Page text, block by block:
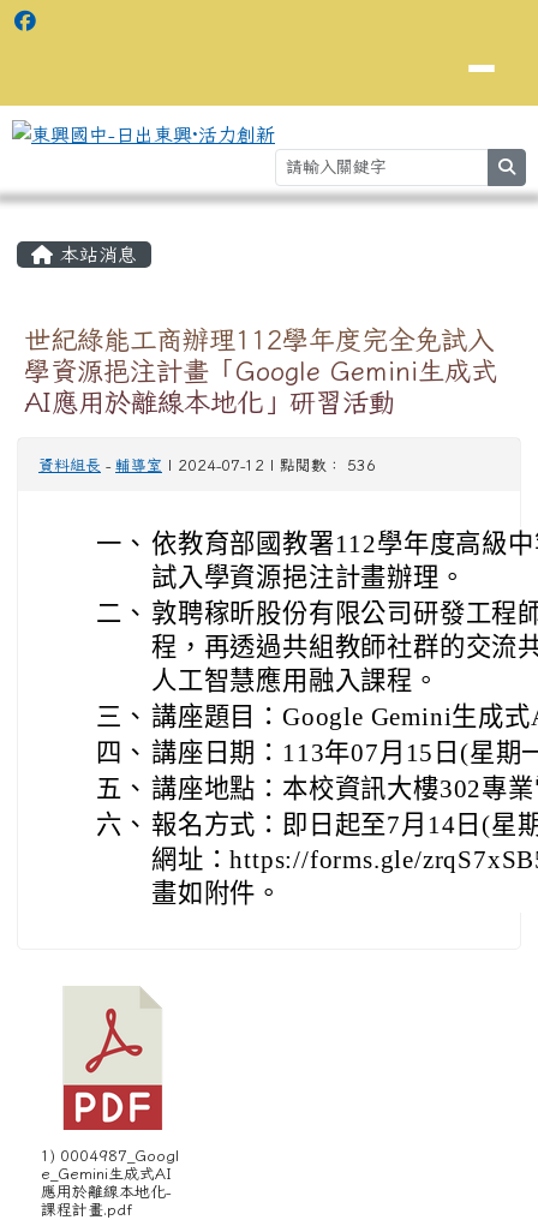
本站消息
世紀綠能工商辦理112學年度完全免試入
學資源挹注計畫「Google Gemini生成式
AI應用於離線本地化」研習活動
資料組長 - 輔導室 | 2024-07-12 | 點閱數： 536
一、 依教育部國教署112學年度高級
試入學資源挹注計畫辦理。
二、 敦聘稼昕股份有限公司研發工程
程，再透過共組教師社群的交流
人工智慧應用融入課程。
三、 講座題目：Google Gemini生成
四、 講座日期：113年07月15日(星期
五、 講座地點：本校資訊大樓302專
六、 報名方式：即日起至7
網址：https://forms.gle/
畫如附件。
1) 0004987_Googl
e_Gemini生成式AI
應用於離線本地化-
課程計畫.pdf